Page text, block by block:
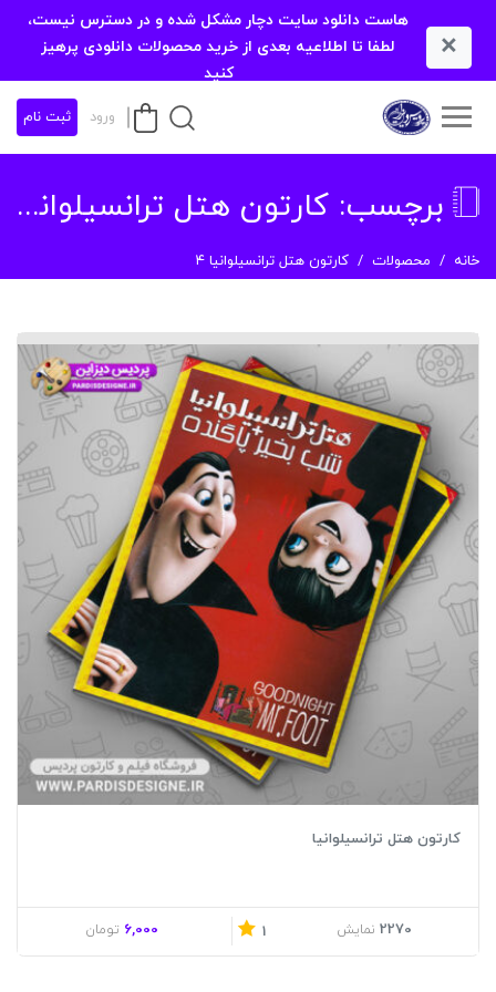
×
هاست دانلود سایت دچار مشکل شده و در دسترس نیست،
لطفا تا اطلاعیه بعدی از خرید محصولات دانلودی پرهیز
کنید
ورود ثبت نام
برچسب: کارتون هتل ترانسیلوانیا ۴
خانه محصولات کارتون هتل ترانسیلوانیا ۴
کارتون هتل ترانسیلوانیا
2270 نمایش 1
6,000 تومان